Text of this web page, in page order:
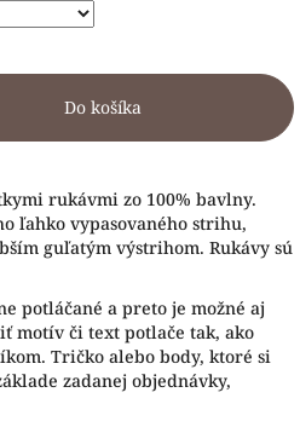
Do košíka
rukávmi zo 100% bavlny.
ľahko vypasovaného strihu,
guľatým výstrihom. Rukávy sú
potláčané a preto je možné aj
motív či text potlače tak, ako
Tričko alebo body, ktoré si
zadanej objednávky,